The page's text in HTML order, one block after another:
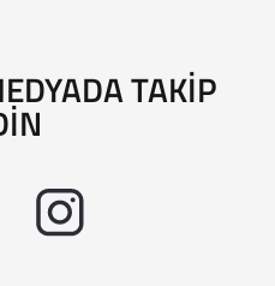
TAKIP